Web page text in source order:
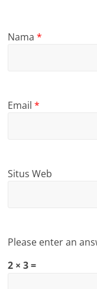
Nama*
Email*
Situs Web
Please enter an
2 × 3 =